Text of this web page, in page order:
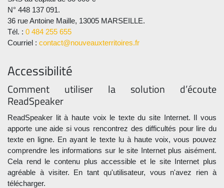
N° 448 137 091.
36 rue Antoine Maille, 13005 MARSEILLE.
Tél. : 0 484 255 655
Courriel : contact@nouveauxterritoires.fr
Accessibilité
Comment utiliser la solution d’écoute
ReadSpeaker
ReadSpeaker lit à haute voix le texte du site Internet. Il vous
apporte une aide si vous rencontrez des difficultés pour lire du
texte en ligne. En ayant le texte lu à haute voix, vous pouvez
comprendre les informations sur le site Internet plus aisément.
Cela rend le contenu plus accessible et le site Internet plus
agréable à visiter. En tant qu'utilisateur, vous n'avez rien à
télécharger.